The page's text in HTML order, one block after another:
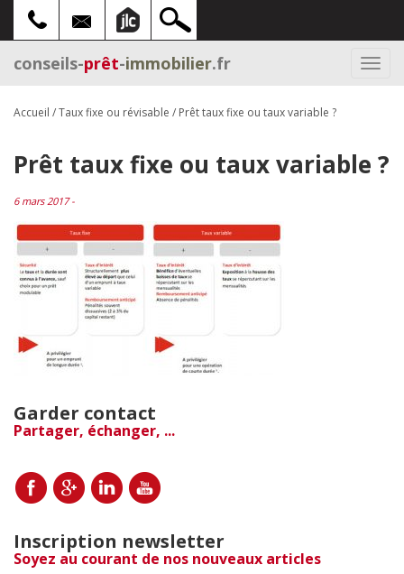
conseils-prêt-immobilier.fr
Accueil /Taux fixe ou révisable / Prêt taux fixe ou taux variable ?
Prêt taux fixe ou taux variable ?
6 mars 2017 -
Garder contact
Partager, échanger, ...
Inscription newsletter
Soyez au courant de nos nouveaux articles